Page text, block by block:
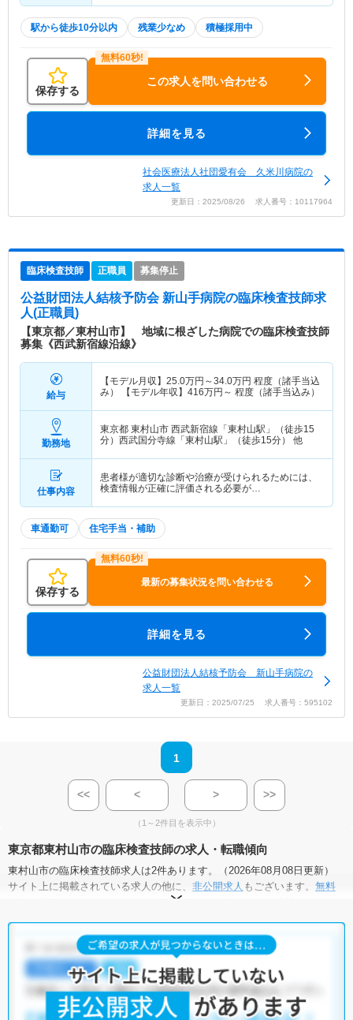
駅から徒歩10分以内 残業少なめ 積極採用中
保存する
この求人を問い合わせる
詳細を見る
社会医療法人社団愛有会 久米川病院の
求人一覧
更新日：2025/08/26 求人番号：10117964
臨床検査技師 正職員 募集停止
公益財団法人結核予防会 新山手病院の臨床検査技師求
人(正職員)
【東京都／東村山市】 地域に根ざした病院での臨床検査技師
募集《西武新宿線沿線》
給与
【モデル月収】 25.0万円～34.0万円 程度（諸手当込
み） 【モデル年収】 416万円～ 程度（諸手当込み）
勤務地
東京都 東村山市 西武新宿線「東村山駅」（徒歩15
分）西武国分寺線「東村山駅」（徒歩15分） 他
仕事内容
患者様が適切な診断や治療が受けられるためには、
検査情報が正確に評価される必要が…
車通勤可 住宅手当・補助
保存する
最新の募集状況を問い合わせる
詳細を見る
公益財団法人結核予防会 新山手病院の
求人一覧
更新日：2025/07/25 求人番号：595102
1
<< < > >>
（1～2件目を表示中）
東京都東村山市の臨床検査技師の求人・転職傾向
東村山市の臨床検査技師求人は2件あります。（2026年08月08日更新）
サイト上に掲載されている求人の他に、 非公開求人 もございます。 無料
にお申し込みいただくと、全求人からご希望条件に合
東村山市の臨床検査技師求人では以下のような条件が人気です。
積極採用中・残業少なめ ・ 住宅手当・補助あり ・
・病院
他の条件でも人気の求人がございますので、「こだわり条件」から検索